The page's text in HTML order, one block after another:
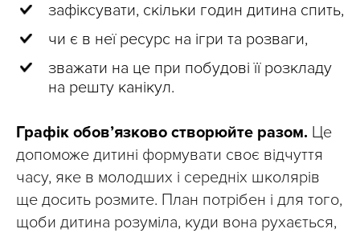
зафіксувати, скільки годин дитина спить,
чи є в неї ресурс на ігри та розваги,
зважати на це при побудові її розкладу
на решту канікул.
Графік обовʼязково створюйте разом. Це
допоможе дитині формувати своє відчуття
часу, яке в молодших і середніх школярів
ще досить розмите. План потрібен і для того,
щоби дитина розуміла, куди вона рухається,